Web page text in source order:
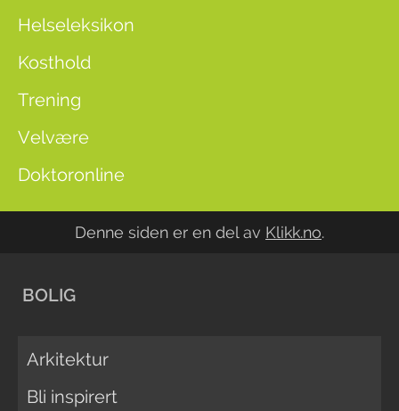
Helseleksikon
Kosthold
Trening
Velvære
Doktoronline
Denne siden er en del av Klikk.no.
BOLIG
Arkitektur
Bli inspirert